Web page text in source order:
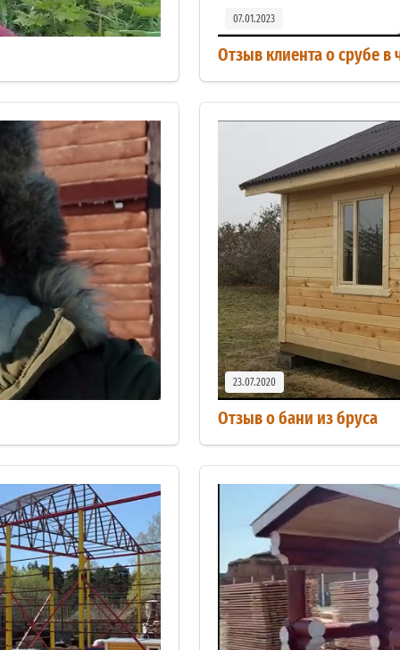
07.01.2023
Отзыв клиента о срубе в
23.07.2020
Отзыв о бани из бруса